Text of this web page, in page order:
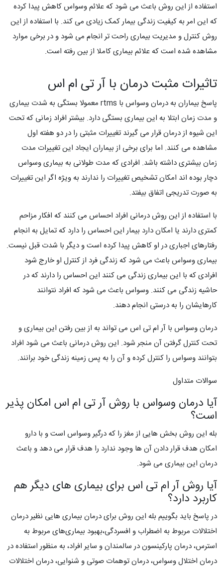
استفاده از این روش باعث می شود که علائم وسواس کاهش پیدا کرده
که این امر به کیفیت زندگی بیمار کمک زیادی می کند. با استفاده از این
روش کنترل و مدیریت بیماری راحت تر انجام می شود و در برخی موارد
مشاهده شده است که علائم بیماری کاملا از بین رفته است.
تاثیرات مثبت درمان با آر تی ام اس
پاسخ بیماران به درمان وسواس با rtms معمولا بستگی به شدت بیماری
و مدت زمان ابتلا به این بیماری بستگی دارد. بیشتر افراد زمانی که تحت
این شیوه از درمان قرار می گیرند تغییرات مثبتی را در دو هفته اول
مشاهده می کنند. اما برای برخی از بیماران ایجاد این تغییرات مدت
زمان بیشتری داشته باشد. افرادی که مدت طولانی به بیماری وسواس
دچار بوده اند امکان تشخیص تغییرات را ندارند به ویژه اگر این تغییرات
به صورت تدریجی اتفاق بیفتد.
با استفاده از این روش درمانی افراد احساس می کنند که افکار مزاحم
کمتری دارند یا امکان دارد بیمار این احساس را دارد که تمایل به انجام
رفتارهای اجباری در او کاهش پیدا کرده است و دیگر با شدت قبل نیست.
بیماری وسواس باعث می شود که زندگی فرد از کنترل او خارج شود
افرادی که با این بیماری زندگی می کنند این احساس را دارند که در
حاشیه زندگی می کنند. وسواس باعث می شود که افراد نتوانند
کارهایشان را به درستی انجام دهند.
درمان وسواس با آر ام تی اس می تواند به از بین رفتن این بیماری و
تحت کنترل گرفتن آن منجر شود. این روش درمانی باعث می شود افراد
بتوانند وسواس را کنترل کرده و آن را به پس زمینه زندگی خود برانند.
سوالات متداول
آیا درمان وسواس با روش آر تی ام اس امکان پذیر
است؟
بله این روش بخش هایی از مغز را که درگیر وسواس است و با دارو
امکان هدف قرار دادن آن ها وجود ندارد را هدف قرار می دهد و باعث
درمان این بیماری می شود.
آیا روش آر ام تی اس برای بیماری های دیگر هم
کاربرد دارد؟
در پاسخ باید بگوییم بله این روش برای درمان بیماری هایی نظیر درمان
اختلالات مربوط به اضطراب و افسردگی،بهبود بیماری‌های مربوط به
استرس، درمان پارکینسون در سالمندان و سایر افراد، به ‌منظور استفاده در
درمان اختلال وسواس، درمان توهمات صوتی و شنوایی، درمان اختلالات